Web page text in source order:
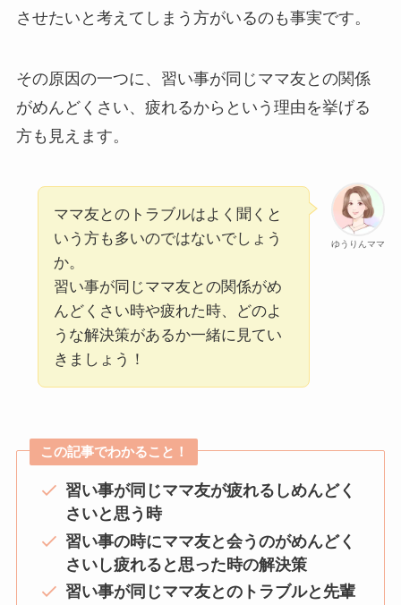
させたいと考えてしまう方がいるのも事実です。
その原因の一つに、習い事が同じママ友との関係
がめんどくさい、疲れるからという理由を挙げる
方も見えます。
ゆうりんママ
ママ友とのトラブルはよく聞くと
いう方も多いのではないでしょう
か。
習い事が同じママ友との関係がめ
んどくさい時や疲れた時、どのよ
うな解決策があるか一緒に見てい
きましょう！
この記事でわかること！
習い事が同じママ友が疲れるしめんどく
さいと思う時
習い事の時にママ友と会うのがめんどく
さいし疲れると思った時の解決策
習い事が同じママ友とのトラブルと先輩